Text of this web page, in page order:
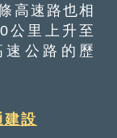
高速路也相
公里上升至
公路的歷
建設